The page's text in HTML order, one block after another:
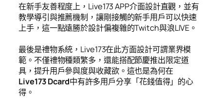
在新手友善程度上，Live173 APP介面設計直觀，並有
教學導引與推薦機制，讓剛接觸的新手用戶可以快速
上手，這一點遠勝於設計偏複雜的Twitch與浪LIVE。
最後是禮物系統，Live173在此方面設計可謂業界模
範。不僅禮物種類繁多，還能搭配節慶推出限定道
具，提升用戶參與度與收藏欲。這也是為何在
Live173 Dcard中有許多用戶分享「花錢值得」的心
得。